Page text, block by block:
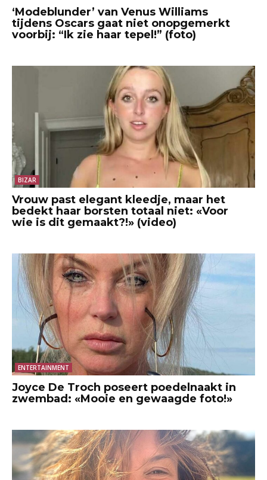
‘Modeblunder’ van Venus Williams
tijdens Oscars gaat niet onopgemerkt
voorbij: “Ik zie haar tepel!” (foto)
BIZAR
Vrouw past elegant kleedje, maar het
bedekt haar borsten totaal niet: «Voor
wie is dit gemaakt?!» (video)
ENTERTAINMENT
Joyce De Troch poseert poedelnaakt in
zwembad: «Mooie en gewaagde foto!»